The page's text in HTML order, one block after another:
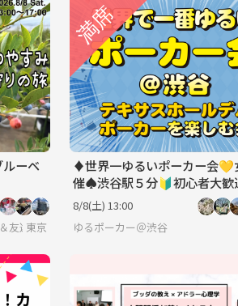
ーベ
友達づくり｜20代30代中心
東京
♦️世界一ゆるいポーカー会💛
催♠️渋谷駅５分🔰初心者大
8/8(土) 13:00
ゆるポーカー＠渋谷